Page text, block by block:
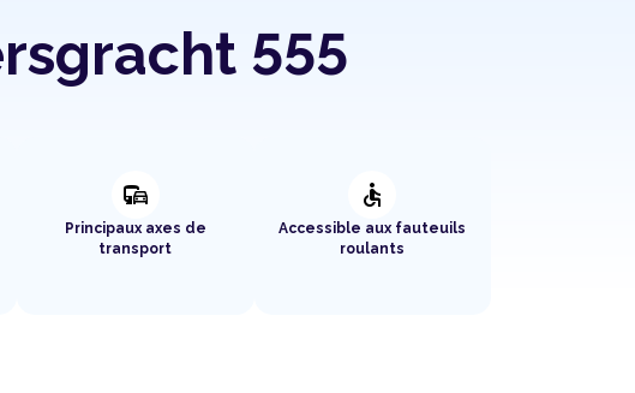
555
commute
Principaux axes de
transport
accessible
Accessible aux fauteuils
roulants